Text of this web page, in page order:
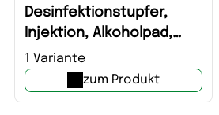
Desinfektionstupfer,
Injektion, Alkoholpad,
Swab, Tupfer,
Desinfektionstuch
1 Variante
zum Produkt